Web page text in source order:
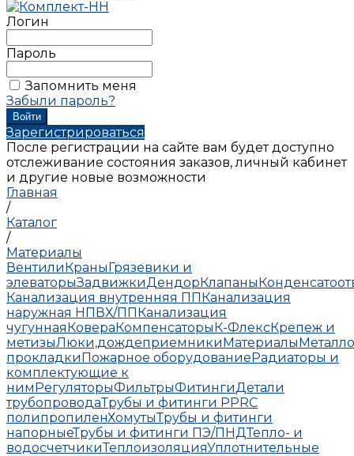
Логин
Пароль
Запомнить меня
Забыли пароль?
Зарегистрироваться
После регистрации на сайте вам будет доступно
отслеживание состояния заказов, личный кабинет
и другие новые возможности
Главная
/
Каталог
/
Материалы
ВентилиКраныГрязевики и
элеваторыЗадвижкиДендорКлапаны
Канализация внутренняя ППКанализация
наружная НПВХ/ППКанализация
чугуннаяКовераКомпенсаторыК-ФлексКрепеж и
метизыЛюки,дождеприемникиМатериалы
прокладкиПожарное оборудованиеРадиаторы и
комплектующие к
нимРегуляторыФильтрыФитингиДетали
трубопроводаТрубы и фитинги PPRC
полипропиленХомутыТрубы и фитинги
напорныеТрубы и фитинги ПЭ/ПНДТепло- и
водосчетчикиТеплоизоляцияУплотнительные